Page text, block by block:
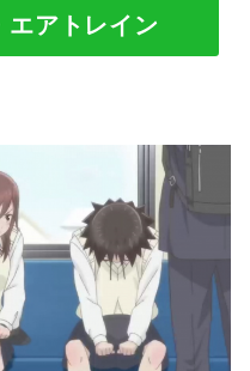
エアトレイン